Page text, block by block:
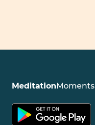
MeditationMoments